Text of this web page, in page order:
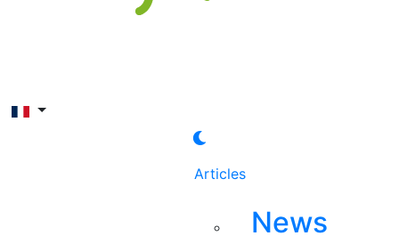
Articles
News